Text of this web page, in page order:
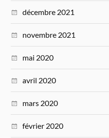
décembre 2021
novembre 2021
mai 2020
avril 2020
mars 2020
février 2020